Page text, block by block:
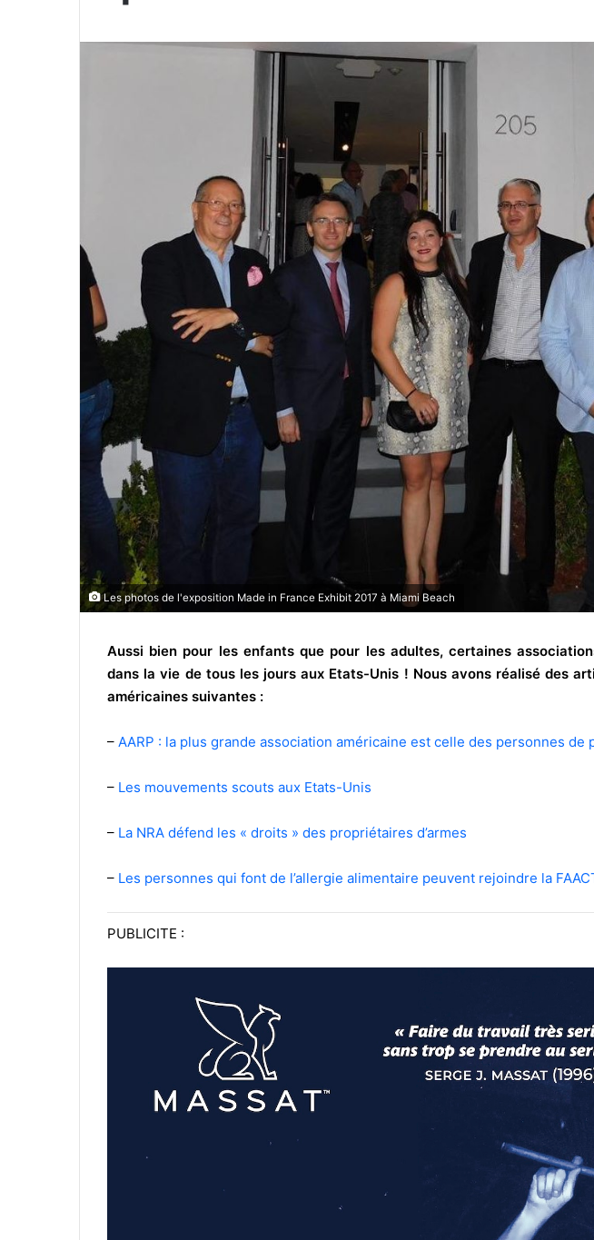
Les photos de l'exposition Made in France Exhibit 2017 à Miami Beach
Aussi bien pour les enfants que pour les adultes, certaines
dans la vie de tous les jours aux Etats-Unis ! Nous avons réalisé des
américaines suivantes :
– AARP : la plus grande association américaine est celle des personnes de
– Les mouvements scouts aux Etats-Unis
– La NRA défend les « droits » des propriétaires d’armes
– Les personnes qui font de l’allergie alimentaire peuvent rejoindre la
PUBLICITE :